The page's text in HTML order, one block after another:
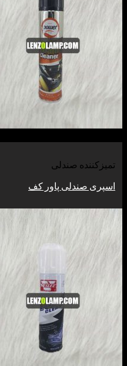
تمیزکننده صندلی
اسپری صندلی پاور کف